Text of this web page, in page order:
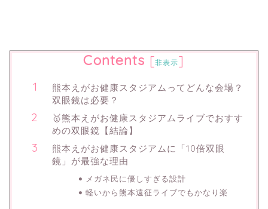
Contents [非表示]
熊本えがお健康スタジアムってどんな会場？
双眼鏡は必要？
🥇熊本えがお健康スタジアムライブでおすす
めの双眼鏡【結論】
熊本えがお健康スタジアムに「10倍双眼
鏡」が最強な理由
メガネ民に優しすぎる設計
軽いから熊本遠征ライブでもかなり楽